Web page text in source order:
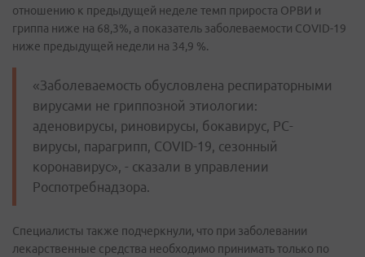
отношению к предыдущей неделе темп прироста ОРВИ и
гриппа ниже на 68,3%, а показатель заболеваемости COVID-19
ниже предыдущей недели на 34,9 %.
«Заболеваемость обусловлена респираторными
вирусами не гриппозной этиологии:
аденовирусы, риновирусы, бокавирус, РС-
вирусы, парагрипп, COVID-19, сезонный
коронавирус», - сказали в управлении
Роспотребнадзора.
Специалисты также подчеркнули, что при заболевании
лекарственные средства необходимо принимать только по